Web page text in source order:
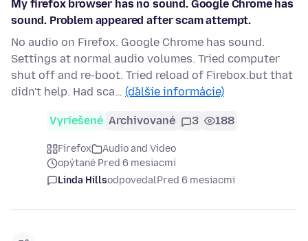
My firefox browser has no sound. Google Chrome has
sound. Problem appeared after scam attempt.
No audio on Firefox. Google Chrome has sound.
Settings at normal audio volumes. Tried computer
shut off and re-boot. Tried reload of Firebox.but that
didn't help. Had sca… (ďalšie informácie)
Vyriešené Archivované 3 188
Firefox
Audio and Video
opýtané Pred 6 mesiacmi
Linda HillsodpovedalPred 6 mesiacmi